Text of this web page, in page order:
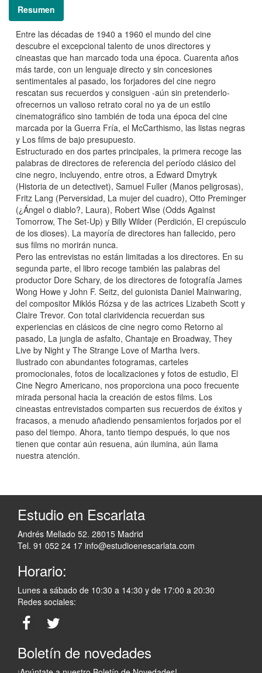
Resumen
Entre las décadas de 1940 a 1960 el mundo del cine
descubre el excepcional talento de unos directores y
cineastas que han marcado toda una época. Cuarenta años
más tarde, con un lenguaje directo y sin concesiones
sentimentales al pasado, los forjadores del cine negro
rescatan sus recuerdos y consiguen -aún sin pretenderlo­
ofrecernos un valioso retrato coral no ya de un estilo
cinematográfico sino también de toda una época del cine
marcada por la Guerra Fría, el McCarthismo, las listas negras
y Los films de bajo presupuesto.
Estructurado en dos partes principales, la primera recoge las
palabras de directores de referencia del período clásico del
cine negro, incluyendo, entre otros, a Edward Dmytryk
(Historia de un detectivet), Samuel Fuller (Manos peligrosas),
Fritz Lang (Perversidad, La mujer del cuadro), Otto Preminger
(¿Ángel o diablo?, Laura), Robert Wise (Odds Against
Tomorrow, The Set-Up) y Billy Wilder (Perdición, El crepúsculo
de los dioses). La mayoría de directores han fallecido, pero
sus films no morirán nunca.
Pero las entrevistas no están limitadas a los directores. En su
segunda parte, el libro recoge también las palabras del
productor Dore Schary, de los directores de fotografía James
Wong Howe y John F. Seitz, del guionista Daniel Mainwaring,
del compositor Miklós Rózsa y de las actrices Lizabeth Scott y
Claire Trevor. Con total clarividencia recuerdan sus
experiencias en clásicos de cine negro como Retorno al
pasado, La jungla de asfalto, Chantaje en Broadway, They
Live by Night y The Strange Love of Martha Ivers.
Ilustrado con abundantes fotogramas, carteles
promocionales, fotos de localizaciones y fotos de estudio, El
Cine Negro Americano, nos proporciona una poco frecuente
mirada personal hacia la creación de estos films. Los
cineastas entrevistados comparten sus recuerdos de éxitos y
fracasos, a menudo añadiendo pensamientos forjados por el
paso del tiempo. Ahora, tanto tiempo después, lo que nos
tienen que contar aún resuena, aún ilumina, aún llama
nuestra atención.
Estudio en Escarlata
Andrés Mellado 52. 28015 Madrid
Tel. 91 052 24 17 info@estudioenescarlata.com
Horario:
Lunes a sábado de 10:30 a 14:30 y de 17:00 a 20:30
Redes sociales:
Boletín de novedades